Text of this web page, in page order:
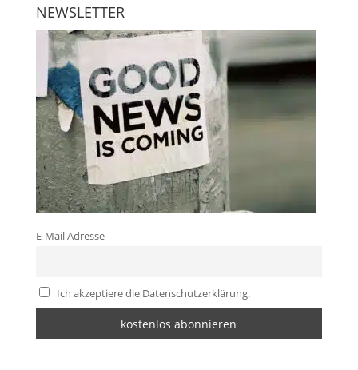
NEWSLETTER
E-Mail Adresse
Ich akzeptiere die Datenschutzerklärung.